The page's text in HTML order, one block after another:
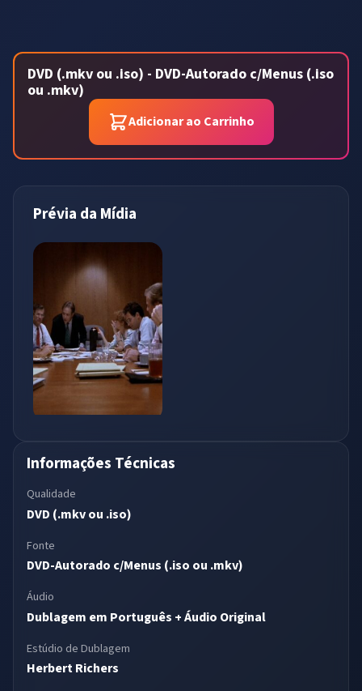
DVD (.mkv ou .iso) - DVD-Autorado c/Menus (.iso
ou .mkv)
Adicionar ao Carrinho
Prévia da Mídia
Informações Técnicas
Qualidade
DVD (.mkv ou .iso)
Fonte
DVD-Autorado c/Menus (.iso ou .mkv)
Áudio
Dublagem em Português + Áudio Original
Estúdio de Dublagem
Herbert Richers